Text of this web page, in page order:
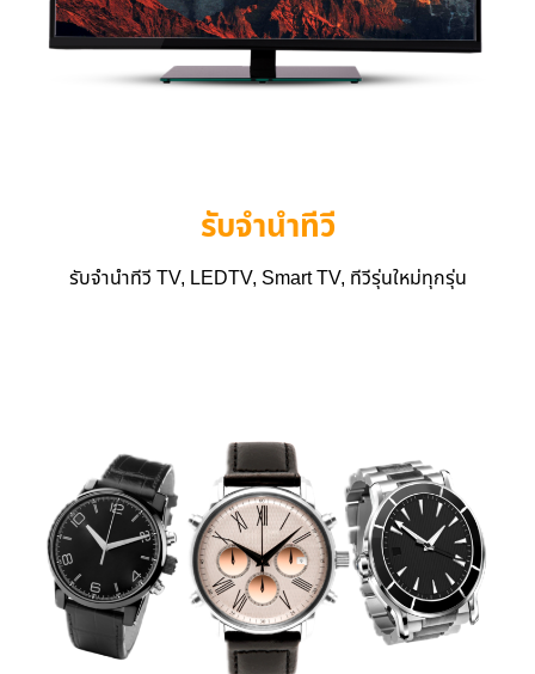
รับจำนำทีวี
รับจำนำทีวี TV, LEDTV, Smart TV, ทีวีรุ่นใหม่ทุกรุ่น